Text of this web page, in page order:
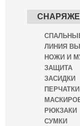
ЛИНИЯ
НОЖИ И
ЗАЩИТА
ЗАСИДКИ
ПЕРЧАТКИ
РЮКЗАКИ
СУМКИ